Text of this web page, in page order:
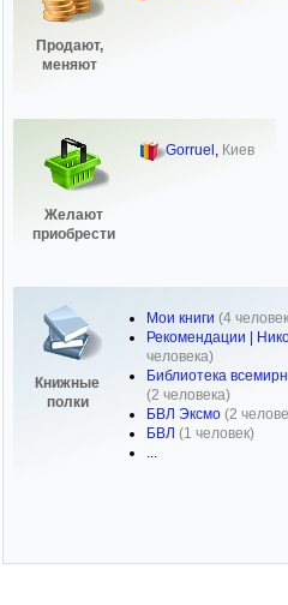
Продают,
меняют
Желают
приобрести
Gorruel , Киев
Книжные
полки
Мои книги (4
Рекомендации |
человека)
Библиотека
(2 человека)
БВЛ Эксмо (2
БВЛ (1 человек)
...